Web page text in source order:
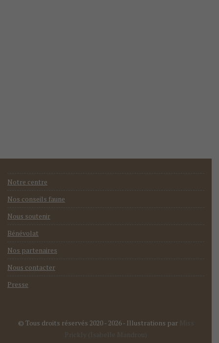
Notre centre
Nos conseils faune
Nous soutenir
Bénévolat
Nos partenaires
Nous contacter
Presse
© Tous droits réservés 2020 - 2026- Illustrations par Miss
Prickly (Isabelle Mandrou)